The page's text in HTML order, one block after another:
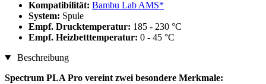
Kompatibilität: Bambu Lab AMS*
System: Spule
Empf. Drucktemperatur: 185 - 230 °C
Empf. Heizbetttemperatur: 0 - 45 °C
Beschreibung
Spectrum PLA Pro vereint zwei besondere Merkmale: